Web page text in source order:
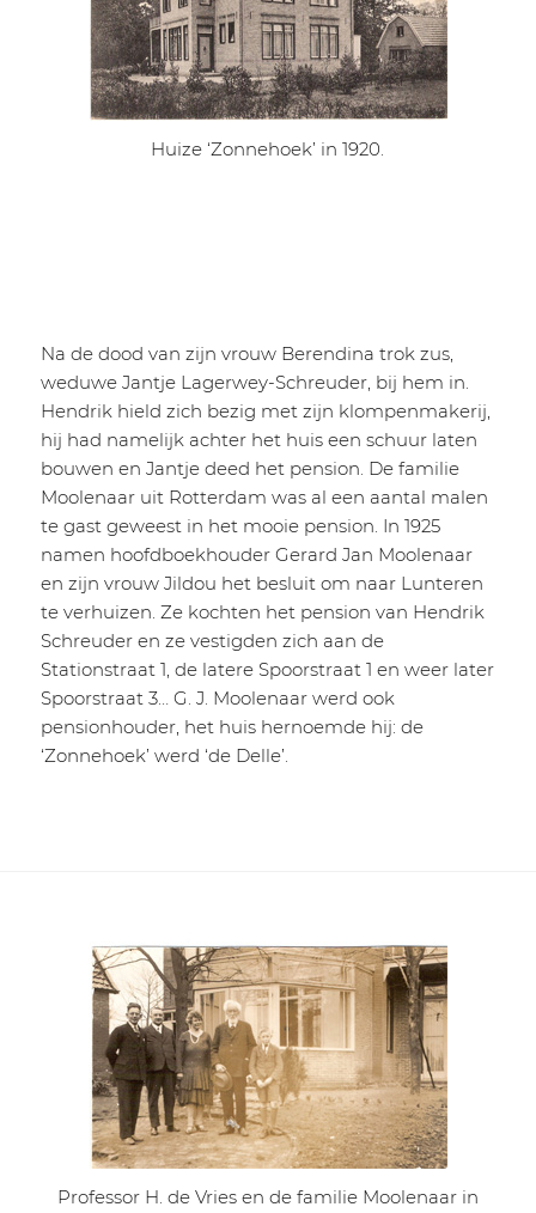
Huize ‘Zonnehoek’ in 1920.
Na de dood van zijn vrouw Berendina trok zus,
weduwe Jantje Lagerwey-Schreuder, bij hem in.
Hendrik hield zich bezig met zijn klompenmakerij,
hij had namelijk achter het huis een schuur laten
bouwen en Jantje deed het pension. De familie
Moolenaar uit Rotterdam was al een aantal malen
te gast geweest in het mooie pension. In 1925
namen hoofdboekhouder Gerard Jan Moolenaar
en zijn vrouw Jildou het besluit om naar Lunteren
te verhuizen. Ze kochten het pension van Hendrik
Schreuder en ze vestigden zich aan de
Stationstraat 1, de latere Spoorstraat 1 en weer later
Spoorstraat 3… G. J. Moolenaar werd ook
pensionhouder, het huis hernoemde hij: de
‘Zonnehoek’ werd ‘de Delle’.
Professor H. de Vries en de familie Moolenaar in